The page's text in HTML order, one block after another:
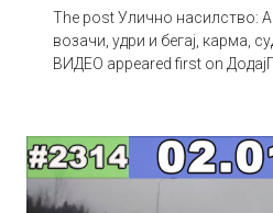
The post Улично насилство:
возачи, удри и бегај, карма,
ВИДЕО appeared first on